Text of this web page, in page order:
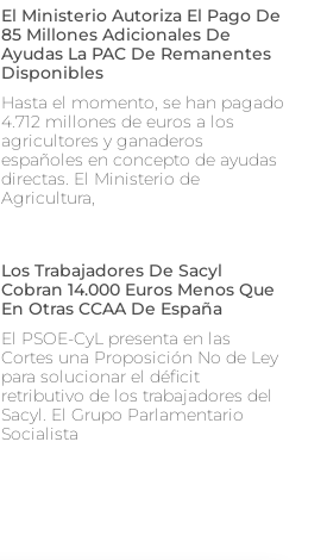
El Ministerio Autoriza El Pago De
85 Millones Adicionales De
Ayudas La PAC De Remanentes
Disponibles
Hasta el momento, se han pagado
4.712 millones de euros a los
agricultores y ganaderos
españoles en concepto de ayudas
directas. El Ministerio de
Agricultura,
Los Trabajadores De Sacyl
Cobran 14.000 Euros Menos Que
En Otras CCAA De España
El PSOE-CyL presenta en las
Cortes una Proposición No de Ley
para solucionar el déficit
retributivo de los trabajadores del
Sacyl. El Grupo Parlamentario
Socialista